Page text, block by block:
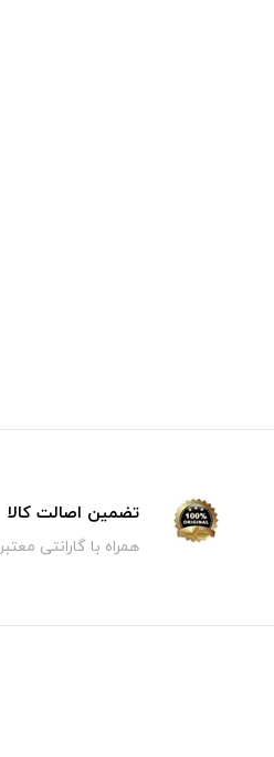
تضمین اصالت کالا
همراه با گارانتی معتبر